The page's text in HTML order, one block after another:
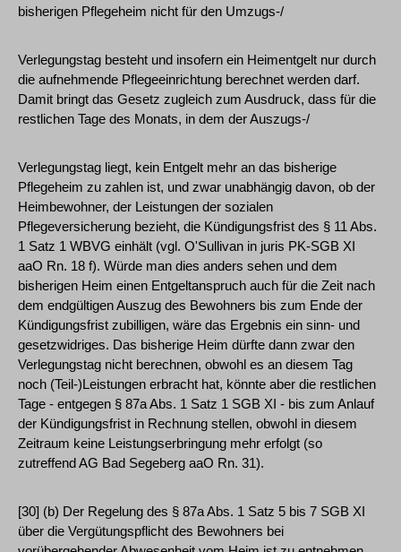
bisherigen Pflegeheim nicht für den Umzugs-/
Verlegungstag besteht und insofern ein Heimentgelt nur durch
die aufnehmende Pflegeeinrichtung berechnet werden darf.
Damit bringt das Gesetz zugleich zum Ausdruck, dass für die
restlichen Tage des Monats, in dem der Auszugs-/
Verlegungstag liegt, kein Entgelt mehr an das bisherige
Pflegeheim zu zahlen ist, und zwar unabhängig davon, ob der
Heimbewohner, der Leistungen der sozialen
Pflegeversicherung bezieht, die Kündigungsfrist des § 11 Abs.
1 Satz 1 WBVG einhält (vgl. O'Sullivan in juris PK-SGB XI
aaO Rn. 18 f). Würde man dies anders sehen und dem
bisherigen Heim einen Entgeltanspruch auch für die Zeit nach
dem endgültigen Auszug des Bewohners bis zum Ende der
Kündigungsfrist zubilligen, wäre das Ergebnis ein sinn- und
gesetzwidriges. Das bisherige Heim dürfte dann zwar den
Verlegungstag nicht berechnen, obwohl es an diesem Tag
noch (Teil-)Leistungen erbracht hat, könnte aber die restlichen
Tage - entgegen § 87a Abs. 1 Satz 1 SGB XI - bis zum Anlauf
der Kündigungsfrist in Rechnung stellen, obwohl in diesem
Zeitraum keine Leistungserbringung mehr erfolgt (so
zutreffend AG Bad Segeberg aaO Rn. 31).
[30] (b) Der Regelung des § 87a Abs. 1 Satz 5 bis 7 SGB XI
über die Vergütungspflicht des Bewohners bei